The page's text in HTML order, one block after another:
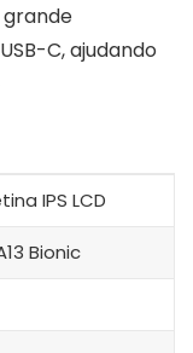
C, ajudando
IPS LCD
Bionic